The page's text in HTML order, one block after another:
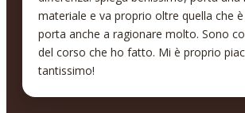
mette a disposizione per una 20ina di
approfondire argomenti che ha spiegato
conoscenze al bagaglio di noi studenti!
Consigliatissimi!!
materiale e va proprio oltre quella che
porta anche a ragionare molto. Sono
del corso che ho fatto. Mi è proprio
tantissimo!